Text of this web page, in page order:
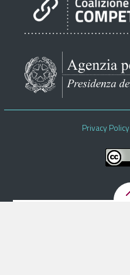
Imprese
Pubblica Amministrazione
Documentazione
Finanziamenti
Contatti
Privacy Policy